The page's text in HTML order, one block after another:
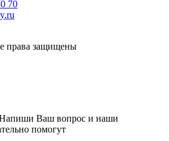
70
права защищены
Ваш вопрос и наши
помогут